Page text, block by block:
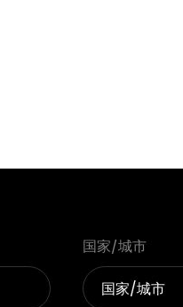
国家/城市